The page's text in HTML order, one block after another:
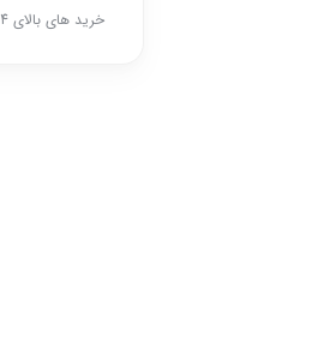
خرید های بالای 4 میلیون تومان